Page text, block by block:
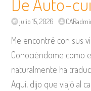
julio 15, 2026
Me encontré con sus
Conociéndome como
naturalmente ha
Aquí, dijo que viajó al